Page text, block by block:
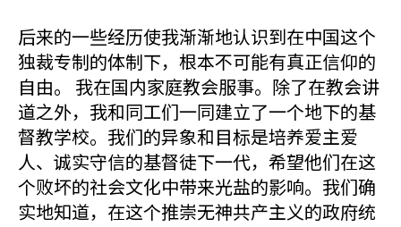
后来的一些经历使我渐渐地认识到在中国这个
独裁专制的体制下，根本不可能有真正信仰的
自由。 我在国内家庭教会服事。除了在教会讲
道之外，我和同工们一同建立了一个地下的基
督教学校。我们的异象和目标是培养爱主爱
人、诚实守信的基督徒下一代，希望他们在这
个败坏的社会文化中带来光盐的影响。我们确
实地知道，在这个推崇无神共产主义的政府统